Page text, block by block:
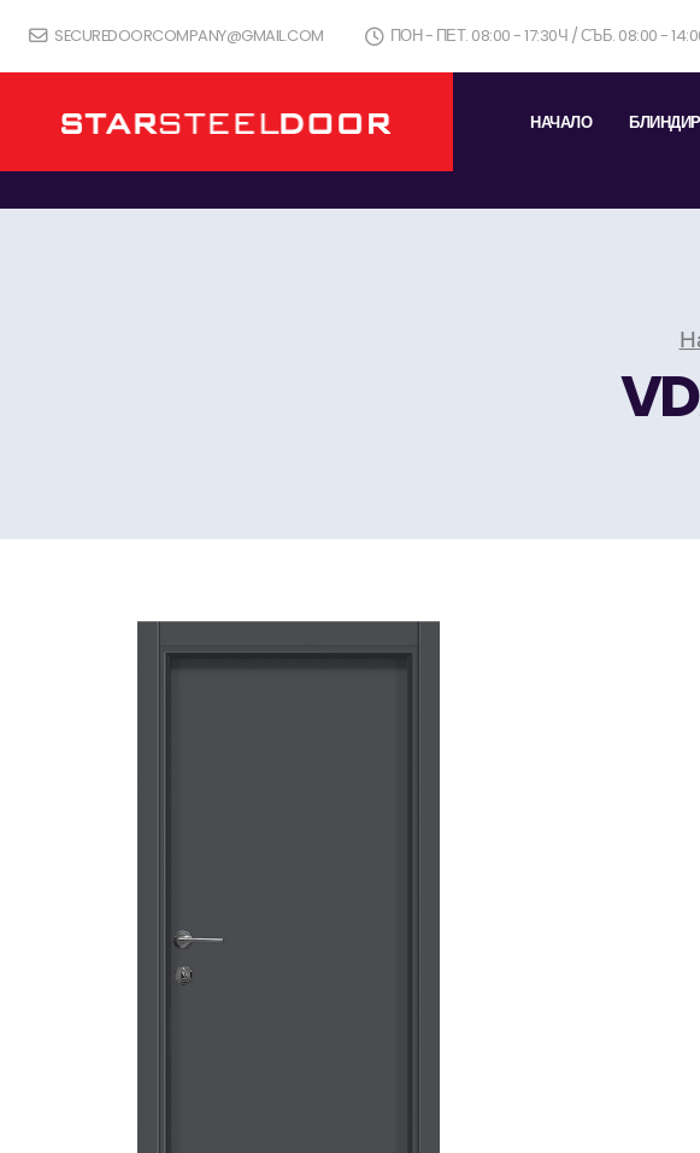
SECUREDOORCOMPANY@GMAIL.COM ПОН - ПЕТ. 08:00 - 17:30Ч / СЪБ. 08:00 -
НАЧАЛО